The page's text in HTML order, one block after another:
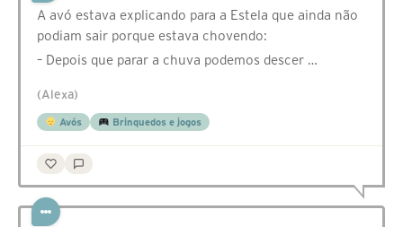
A avó estava explicando para a Estela que ainda não
podiam sair porque estava chovendo:
– Depois que parar a chuva podemos descer …
(Alexa)
Avós Brinquedos e jogos